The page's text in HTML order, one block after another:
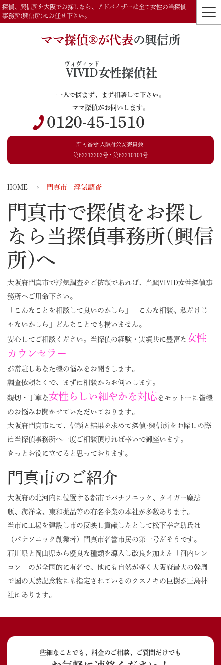
探偵、興信所を大阪でお探しなら、アドバイザーは全て女性の当探偵
事務所(興信所)にお任せ下さい。
ママ探偵®️が代表の興信所
VIVID
ヴィヴィッド
女性探偵社
一人で悩まず、まず相談して下さい。
ママ探偵がお伺いします。
0120-45-1510
許可番号:大阪府公安委員会
第62213203号・第62210101号
HOME 門真市 浮気調査
門真市で探偵をお探し
なら当探偵事務所(興信
所)へ
大阪府門真市で浮気調査をご依頼であれば、当興VIVID女性探偵事
務所へご用命下さい。
「こんなことを相談して良いのかしら」「こんな相談、私だけじ
ゃないかしら」どんなことでも構いません。
安心してご相談ください。当探偵の経験・実績共に豊富な女性
カウンセラー
が常駐しあなた様の悩みをお聞きします。
調査依頼なくで、まずは相談からお伺いします。
親切・丁寧な女性らしい細やかな対応 をモットーに皆様
のお悩みお聞かせていただいております。
大阪府門真市にて、信頼と結果を求めて探偵･興信所をお探しの際
は当探偵事務所へ一度ご相談頂ければ幸いで御座います。
きっとお役に立てると思っております。
門真市のご紹介
大阪府の北河内に位置する都市でパナソニック、タイガー魔法
瓶、海洋堂、東和薬品等の有名企業の本社が多数あります。
当市に工場を建設し市の反映し貢献したとして松下幸之助氏は
（パナソニック創業者）門真市名誉市民の第一号だそうです。
石川県と岡山県から優良な種類を導入し改良を加えた「河内レン
コン」のが全国的に有名で、他にも自然が多く大阪府最大の幹周
で国の天然記念物にも指定されているのクスノキの巨樹が三島神
社にあります。
些細なことでも、料金のご相談、ご質問だけでも